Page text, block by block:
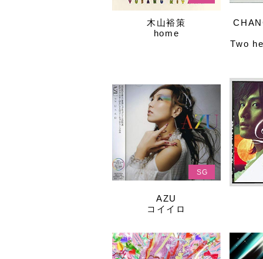
木山裕策
home
Two
SG
AZU
コイイロ